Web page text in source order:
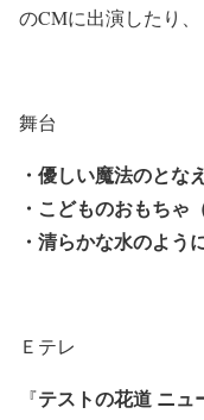
のCMに出演したり、
舞台
・優しい魔法のとな
・こどものおもちゃ
・清らかな水のよう
Ｅテレ
『テストの花道 ニュ